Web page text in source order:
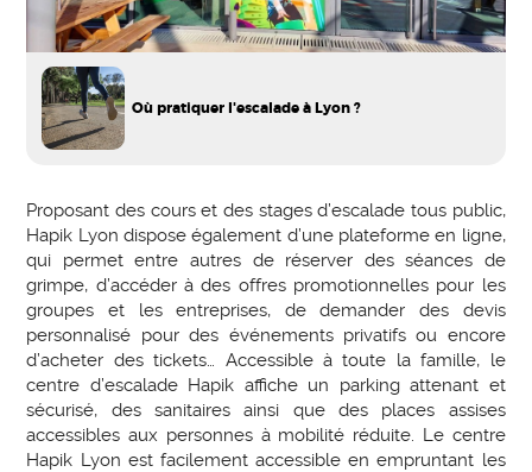
Où pratiquer l'escalade à Lyon ?
Proposant des cours et des stages d’escalade tous public,
Hapik Lyon dispose également d’une plateforme en ligne,
qui permet entre autres de réserver des séances de
grimpe, d’accéder à des offres promotionnelles pour les
groupes et les entreprises, de demander des devis
personnalisé pour des événements privatifs ou encore
d’acheter des tickets… Accessible à toute la famille, le
centre d’escalade Hapik affiche un parking attenant et
sécurisé, des sanitaires ainsi que des places assises
accessibles aux personnes à mobilité réduite. Le centre
Hapik Lyon est facilement accessible en empruntant les